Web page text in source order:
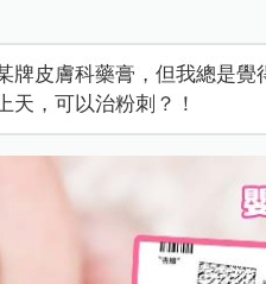
牌皮膚科藥膏，但我總是覺
天，可以治粉刺？！